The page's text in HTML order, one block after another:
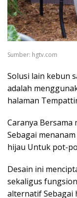
Sumber: hgtv.com
Solusi lain kebun
adalah
halaman
Caranya
Sebagai
hijau Untuk pot-
Desain ini
sekaligus
alternatif Sebagai